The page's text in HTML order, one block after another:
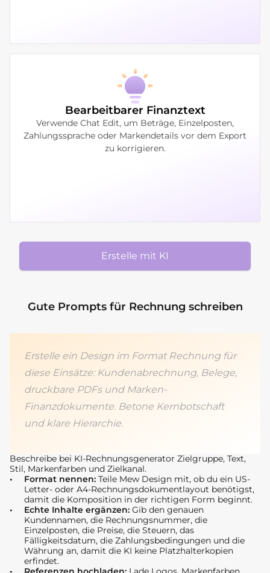
Bearbeitbarer Finanztext
Verwende Chat Edit, um Beträge, Einzelposten,
Zahlungssprache oder Markendetails vor dem Export
zu korrigieren.
Erstelle mit KI
Gute Prompts für Rechnung schreiben
Erstelle ein Design im Format Rechnung für
diese Einsätze: Kundenabrechnung, Belege,
druckbare PDFs und Marken-
Finanzdokumente. Betone Kernbotschaft
und klare Hierarchie.
Beschreibe bei KI-Rechnungsgenerator Zielgruppe, Text,
Stil, Markenfarben und Zielkanal.
Format nennen: Teile Mew Design mit, ob du ein US-
Letter- oder A4-Rechnungsdokumentlayout benötigst,
damit die Komposition in der richtigen Form beginnt.
Echte Inhalte ergänzen: Gib den genauen
Kundennamen, die Rechnungsnummer, die
Einzelposten, die Preise, die Steuern, das
Fälligkeitsdatum, die Zahlungsbedingungen und die
Währung an, damit die KI keine Platzhalterkopien
erfindet.